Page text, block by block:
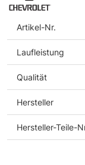
Artikel-Nr.
Laufleistung
Qualität
Hersteller
Hersteller-Teile-